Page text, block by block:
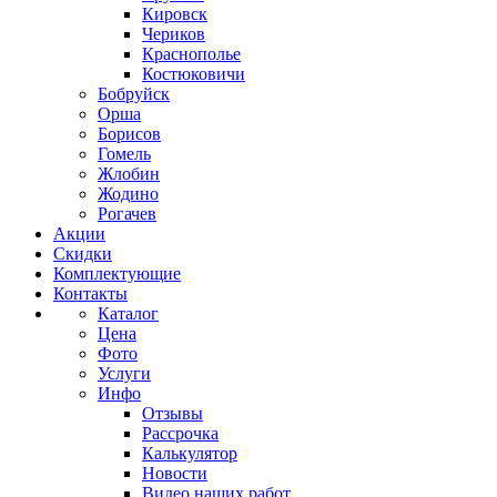
Кировск
Чериков
Краснополье
Костюковичи
Бобруйск
Орша
Борисов
Гомель
Жлобин
Жодино
Рогачев
Акции
Скидки
Комплектующие
Контакты
Каталог
Цена
Фото
Услуги
Инфо
Отзывы
Рассрочка
Калькулятор
Новости
Видео наших работ